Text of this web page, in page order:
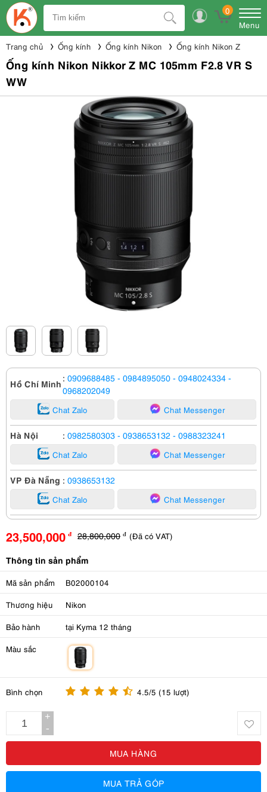
0
Menu
Trang chủ Ống kính Ống kính Nikon Ống kính Nikon Z
Ống kính Nikon Nikkor Z MC 105mm F2.8 VR S
WW
Hồ Chí Minh : 0909688485 - 0984895050 - 0948024334 -
0968202049
Chat Zalo Chat Messenger
Hà Nội : 0982580303 - 0938653132 - 0988323241
Chat Zalo Chat Messenger
VP Đà Nẵng : 0938653132
Chat Zalo Chat Messenger
23,500,000 đ 28,800,000 đ (Đã có VAT)
Thông tin sản phẩm
Mã sản phẩm B02000104
Thương hiệu Nikon
Bảo hành tại Kyma 12 tháng
Màu sắc
Bình chọn 4.5/5 (15 lượt)
+
-
MUA HÀNG
MUA TRẢ GÓP